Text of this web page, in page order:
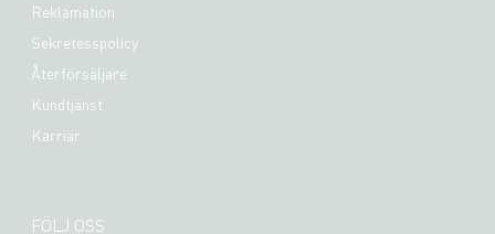
Reklamation
Sekretesspolicy
Återförsäljare
Kundtjänst
Karriär
FÖLJ OSS